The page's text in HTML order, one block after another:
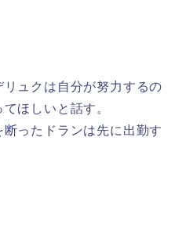
ュクは自分が努力するの
ほしいと話す。
ったドランは先に出勤す